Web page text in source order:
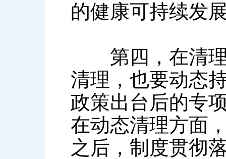
的健康可持续发
第四，在清理
清理，也要动态
政策出台后的专
在动态清理方面
之后，制度贯彻